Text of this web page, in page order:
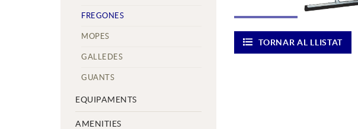
FREGONES
MOPES
GALLEDES
GUANTS
EQUIPAMENTS
AMENITIES
TORNAR AL LLISTAT